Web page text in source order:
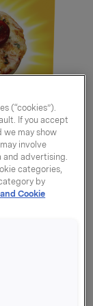
(“cookies”).
If you accept
we may show
involve
advertising.
categories,
by
Cookie